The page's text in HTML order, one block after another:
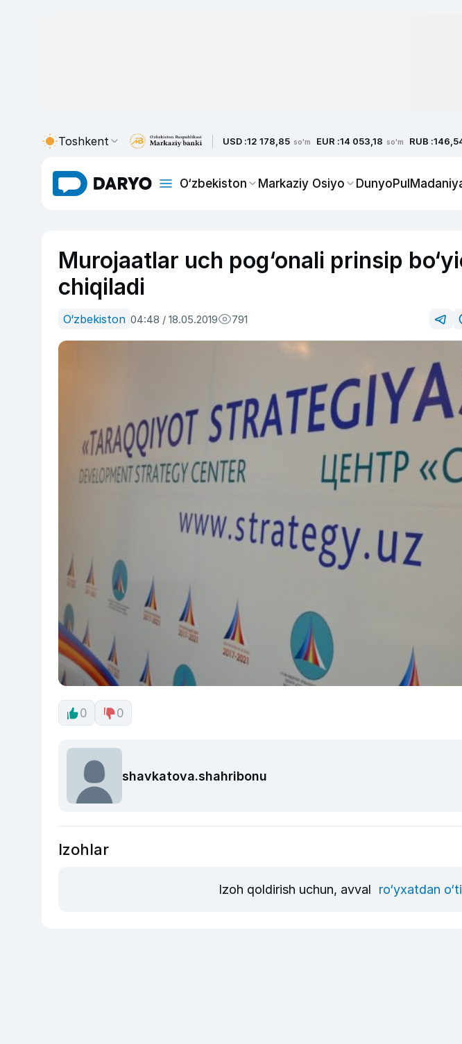
Toshkent USD :12 178,85 so'm EUR :14 053,18 so'm RUB :
O‘zbekiston Markaziy Osiyo DunyoPul
Murojaatlar uch pog‘onali prinsip
chiqiladi
O‘zbekiston 04:48 / 18.05.2019 791
0 0
shavkatova.shahribonu
Izohlar
Izoh qoldirish uchun, avval ro‘yxatdan